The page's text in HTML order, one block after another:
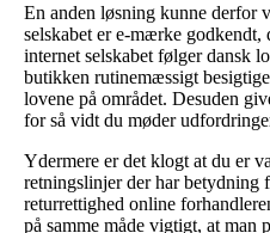
En anden løsning kunne derfor
selskabet er e-mærke godkendt,
internet selskabet følger dansk
butikken rutinemæssigt
lovene på området. Desuden
for så vidt du møder
Ydermere er det klogt at du er
retningslinjer der har betydning
returrettighed online
på samme måde vigtigt, at man